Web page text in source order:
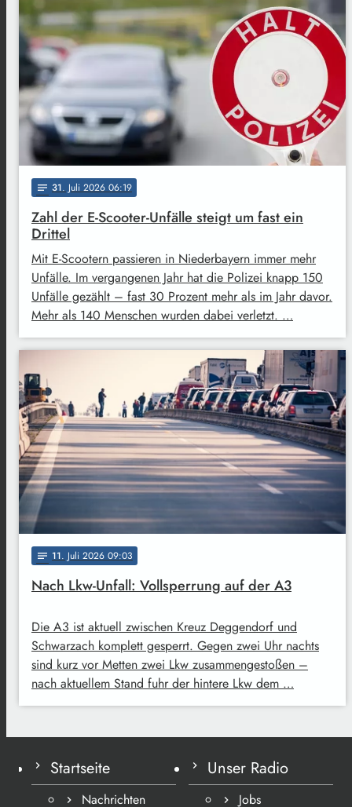
notes 31. Juli 2026 06:19
Zahl der E-Scooter-Unfälle steigt um fast ein
Drittel
Mit E-Scootern passieren in Niederbayern immer mehr
Unfälle. Im vergangenen Jahr hat die Polizei knapp 150
Unfälle gezählt – fast 30 Prozent mehr als im Jahr davor.
Mehr als 140 Menschen wurden dabei verletzt. …
notes 11. Juli 2026 09:03
Nach Lkw-Unfall: Vollsperrung auf der A3
Die A3 ist aktuell zwischen Kreuz Deggendorf und
Schwarzach komplett gesperrt. Gegen zwei Uhr nachts
sind kurz vor Metten zwei Lkw zusammengestoßen –
nach aktuellem Stand fuhr der hintere Lkw dem …
Startseite
Nachrichten
Unser Radio
Jobs